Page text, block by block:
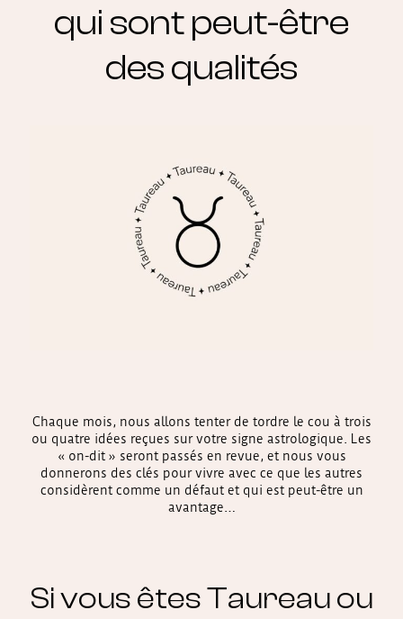
qui sont peut-être
des qualités
Chaque mois, nous allons tenter de tordre le cou à trois
ou quatre idées reçues sur votre signe astrologique. Les
« on-dit » seront passés en revue, et nous vous
donnerons des clés pour vivre avec ce que les autres
considèrent comme un défaut et qui est peut-être un
avantage…
Si vous êtes Taureau ou